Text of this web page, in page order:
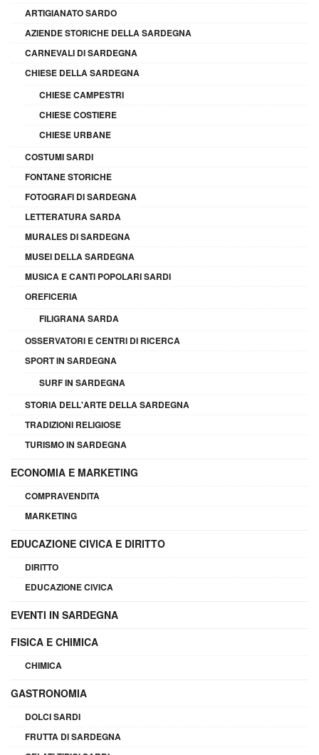
ARTIGIANATO SARDO
AZIENDE STORICHE DELLA SARDEGNA
CARNEVALI DI SARDEGNA
CHIESE DELLA SARDEGNA
CHIESE CAMPESTRI
CHIESE COSTIERE
CHIESE URBANE
COSTUMI SARDI
FONTANE STORICHE
FOTOGRAFI DI SARDEGNA
LETTERATURA SARDA
MURALES DI SARDEGNA
MUSEI DELLA SARDEGNA
MUSICA E CANTI POPOLARI SARDI
OREFICERIA
FILIGRANA SARDA
OSSERVATORI E CENTRI DI RICERCA
SPORT IN SARDEGNA
SURF IN SARDEGNA
STORIA DELL'ARTE DELLA SARDEGNA
TRADIZIONI RELIGIOSE
TURISMO IN SARDEGNA
ECONOMIA E MARKETING
COMPRAVENDITA
MARKETING
EDUCAZIONE CIVICA E DIRITTO
DIRITTO
EDUCAZIONE CIVICA
EVENTI IN SARDEGNA
FISICA E CHIMICA
CHIMICA
GASTRONOMIA
DOLCI SARDI
FRUTTA DI SARDEGNA